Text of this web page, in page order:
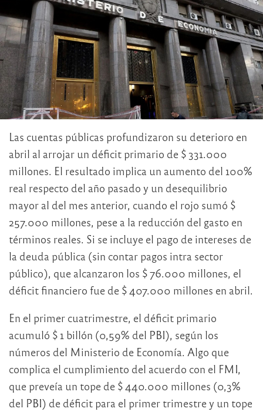
Las cuentas públicas profundizaron su deterioro en
abril al arrojar un déficit primario de $ 331.000
millones. El resultado implica un aumento del 100%
real respecto del año pasado y un desequilibrio
mayor al del mes anterior, cuando el rojo sumó $
257.000 millones, pese a la reducción del gasto en
términos reales. Si se incluye el pago de intereses de
la deuda pública (sin contar pagos intra sector
público), que alcanzaron los $ 76.000 millones, el
déficit financiero fue de $ 407.000 millones en abril.
En el primer cuatrimestre, el déficit primario
acumuló $ 1 billón (0,59% del PBI), según los
números del Ministerio de Economía. Algo que
complica el cumplimiento del acuerdo con el FMI,
que preveía un tope de $ 440.000 millones (0,3%
del PBI) de déficit para el primer trimestre y un tope